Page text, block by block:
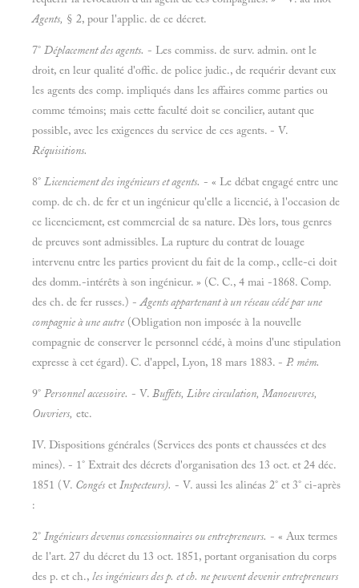
Agents, § 2, pour l'applic. de ce décret.
7° Déplacement des agents. - Les commiss. de surv. admin. ont le
droit, en leur qualité d'offic. de police judic., de requérir devant eux
les agents des comp. impliqués dans les affaires comme parties ou
comme témoins; mais cette faculté doit se concilier, autant que
possible, avec les exigences du service de ces agents. - V.
Réquisitions.
8° Licenciement des ingénieurs et agents. - « Le débat engagé entre une
comp. de ch. de fer et un ingénieur qu'elle a licencié, à l'occasion de
ce licenciement, est commercial de sa nature. Dès lors, tous genres
de preuves sont admissibles. La rupture du contrat de louage
intervenu entre les parties provient du fait de la comp., celle-ci doit
des domm.-intérêts à son ingénieur. » (C. C., 4 mai -1868. Comp.
des ch. de fer russes.) -Agents appartenant à un réseau cédé par une
compagnie à une autre (Obligation non imposée à la nouvelle
compagnie de conserver le personnel cédé, à moins d'une stipulation
expresse à cet égard). C. d'appel, Lyon, 18 mars 1883. - P. mêm.
9° Personnel accessoire. - V. Buffets, Libre circulation, Manoeuvres,
Ouvriers, etc.
IV. Dispositions générales (Services des ponts et chaussées et des
mines). - 1° Extrait des décrets d'organisation des 13 oct. et 24 déc.
1851 (V. Congés etInspecteurs). - V. aussi les alinéas 2° et 3° ci-après
:
2° Ingénieurs devenus concessionnaires ou entrepreneurs. - « Aux termes
de l'art. 27 du décret du 13 oct. 1851, portant organisation du corps
des p. et ch., les ingénieurs des p. et ch. ne peuvent devenir entrepreneurs